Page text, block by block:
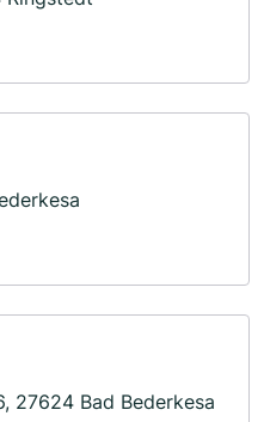
27624 Bad Bederkesa